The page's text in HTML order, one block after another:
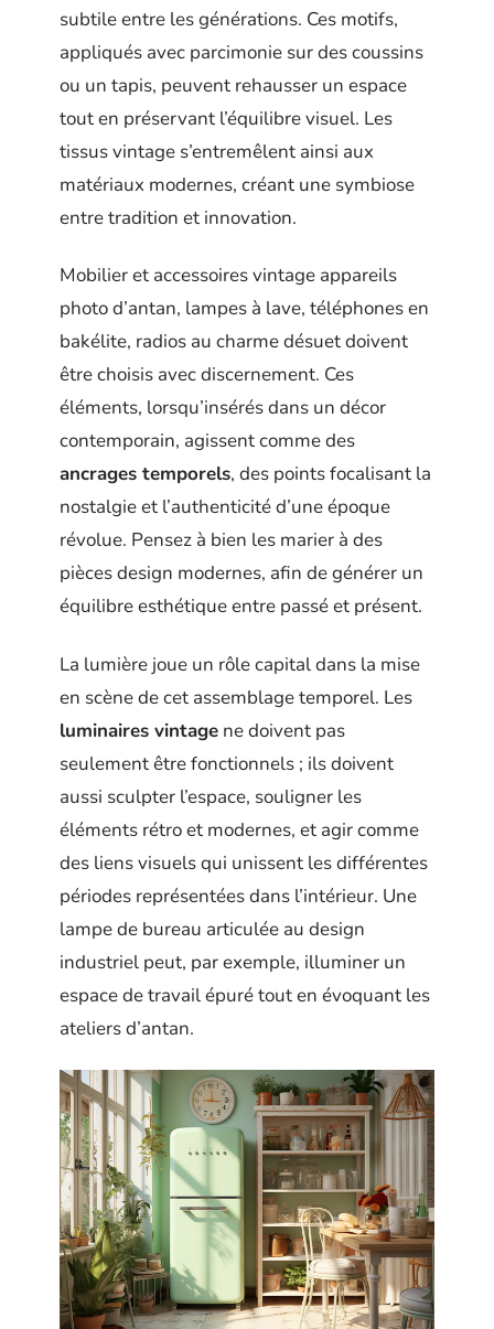
subtile entre les générations. Ces motifs,
appliqués avec parcimonie sur des coussins
ou un tapis, peuvent rehausser un espace
tout en préservant l’équilibre visuel. Les
tissus vintage s’entremêlent ainsi aux
matériaux modernes, créant une symbiose
entre tradition et innovation.
Mobilier et accessoires vintage appareils
photo d’antan, lampes à lave, téléphones en
bakélite, radios au charme désuet doivent
être choisis avec discernement. Ces
éléments, lorsqu’insérés dans un décor
contemporain, agissent comme des
ancrages temporels, des points focalisant la
nostalgie et l’authenticité d’une époque
révolue. Pensez à bien les marier à des
pièces design modernes, afin de générer un
équilibre esthétique entre passé et présent.
La lumière joue un rôle capital dans la mise
en scène de cet assemblage temporel. Les
luminaires vintage ne doivent pas
seulement être fonctionnels ; ils doivent
aussi sculpter l’espace, souligner les
éléments rétro et modernes, et agir comme
des liens visuels qui unissent les différentes
périodes représentées dans l’intérieur. Une
lampe de bureau articulée au design
industriel peut, par exemple, illuminer un
espace de travail épuré tout en évoquant les
ateliers d’antan.